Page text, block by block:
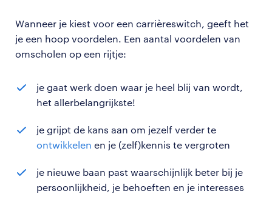
Wanneer je kiest voor een carrièreswitch, geeft het
je een hoop voordelen. Een aantal voordelen van
omscholen op een rijtje:
je gaat werk doen waar je heel blij van wordt,
het allerbelangrijkste!
je grijpt de kans aan om jezelf verder te
ontwikkelen en je (zelf)kennis te vergroten
je nieuwe baan past waarschijnlijk beter bij je
persoonlijkheid, je behoeften en je interesses